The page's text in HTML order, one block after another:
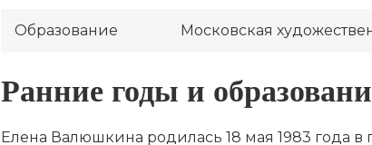
Образование Московская
Ранние годы и
Елена Валюшкина родилась 18 мая 1983 года в